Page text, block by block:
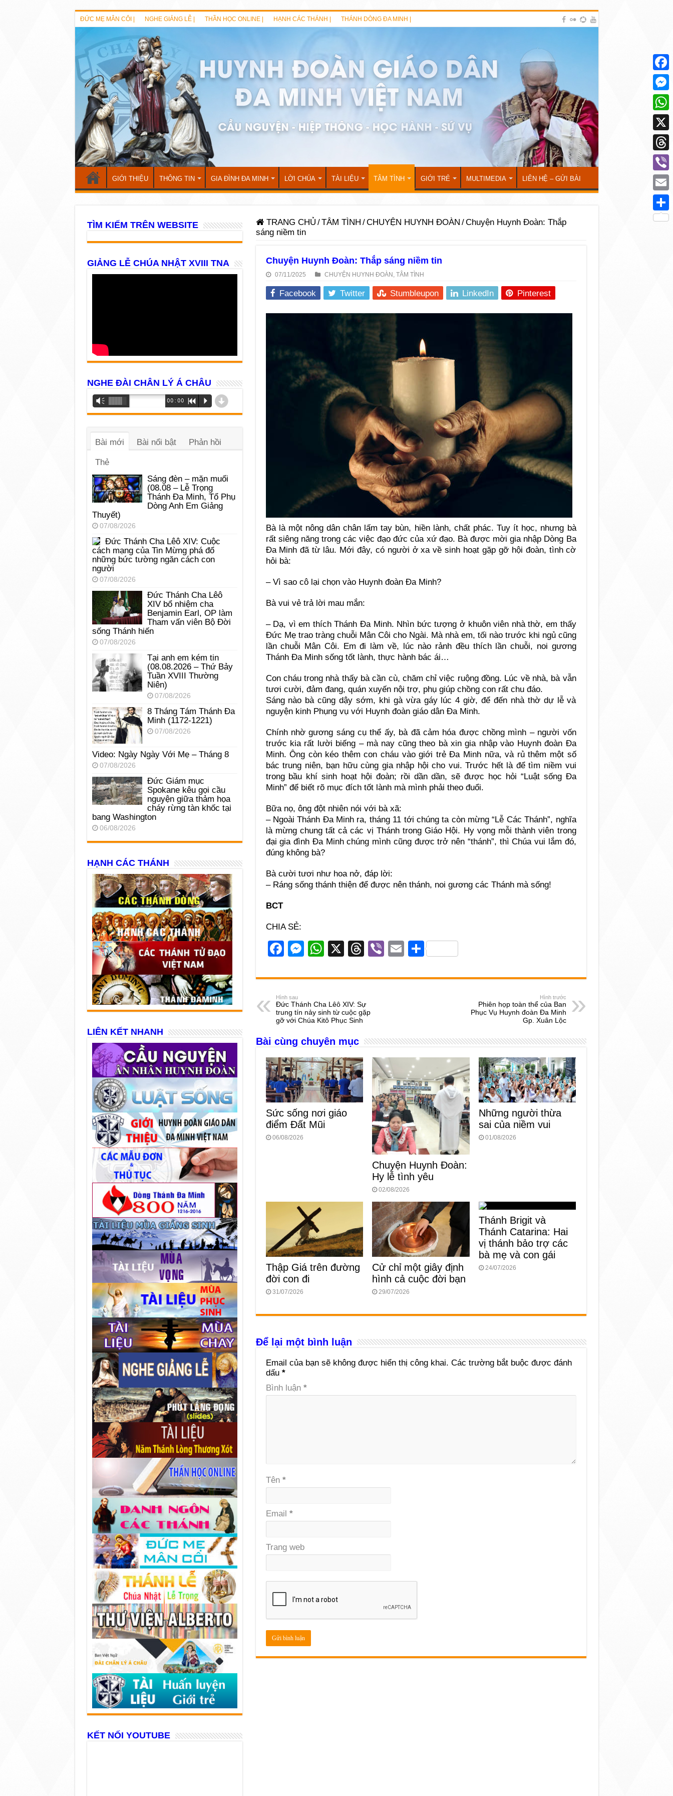
ĐỨC MẸ MÂN CÔI | NGHE GIẢNG LỄ | THẦN HỌC ONLINE | HẠNH CÁC THÁNH | THÁNH DÒNG ĐA MINH |
GIỚI THIỆU THÔNG TIN GIA ĐÌNH ĐA MINH LỜI CHÚA TÀI LIỆU TÂM TÌNH GIỚI TRẺ MULTIMEDIA LIÊN HỆ – GỬI BÀI
TRANG CHỦ /TÂM TÌNH /CHUYỆN HUYNH ĐOÀN /Chuyện Huynh Đoàn: Thắp
sáng niềm tin
Chuyện Huynh Đoàn: Thắp sáng niềm tin
07/11/2025 CHUYỆN HUYNH ĐOÀN , TÂM TÌNH
Facebook Twitter Stumbleupon LinkedIn Pinterest
Bà là một nông dân chân lấm tay bùn, hiền lành, chất phác. Tuy ít học, nhưng bà
rất siêng năng trong các việc đạo đức của xứ đạo. Bà được mời gia nhập Dòng Ba
Đa Minh đã từ lâu. Mới đây, có người ở xa về sinh hoạt gặp gỡ hội đoàn, tình cờ
hỏi bà:
– Vì sao cô lại chọn vào Huynh đoàn Đa Minh?
Bà vui vẻ trả lời mau mắn:
– Dạ, vì em thích Thánh Đa Minh. Nhìn bức tượng ở khuôn viên nhà thờ, em thấy
Đức Mẹ trao tràng chuỗi Mân Côi cho Ngài. Mà nhà em, tối nào trước khi ngủ cũng
lần chuỗi Mân Côi. Em đi làm về, lúc nào rảnh đều thích lần chuỗi, noi gương
Thánh Đa Minh sống tốt lành, thực hành bác ái…
Con cháu trong nhà thấy bà cần cù, chăm chỉ việc ruộng đồng. Lúc về nhà, bà vẫn
tươi cười, đảm đang, quán xuyến nội trợ, phụ giúp chồng con rất chu đáo.
Sáng nào bà cũng dậy sớm, khi gà vừa gáy lúc 4 giờ, để đến nhà thờ dự lễ và
nguyện kinh Phụng vụ với Huynh đoàn giáo dân Đa Minh.
Chính nhờ gương sáng cụ thể ấy, bà đã cảm hóa được chồng mình – người vốn
trước kia rất lười biếng – mà nay cũng theo bà xin gia nhập vào Huynh đoàn Đa
Minh. Ông còn kéo thêm con cháu vào giới trẻ Đa Minh nữa, và rủ thêm một số
bác trung niên, bạn hữu cùng gia nhập hội cho vui. Trước hết là để tìm niềm vui
trong bầu khí sinh hoạt hội đoàn; rồi dần dần, sẽ được học hỏi “Luật sống Đa
Minh” để biết rõ mục đích tốt lành mà mình phải theo đuổi.
Bữa nọ, ông đột nhiên nói với bà xã:
– Ngoài Thánh Đa Minh ra, tháng 11 tới chúng ta còn mừng “Lễ Các Thánh”, nghĩa
là mừng chung tất cả các vị Thánh trong Giáo Hội. Hy vọng mỗi thành viên trong
đại gia đình Đa Minh chúng mình cũng được trở nên “thánh”, thì Chúa vui lắm đó,
đúng không bà?
Bà cười tươi như hoa nở, đáp lời:
– Ráng sống thánh thiện để được nên thánh, noi gương các Thánh mà sống!
BCT
CHIA SẺ:
F
c
e
b
o
o
k
M
ss
n
g
er
W
at
A
p
p
X
T
e
d
Vi
er
E
ail
S
ar
Hình sau
Đức Thánh Cha Lêô XIV: Sự
trung tín nảy sinh từ cuộc gặp
gỡ với Chúa Kitô Phục Sinh
Hình trước
Phiên họp toàn thể của Ban
Phục Vụ Huynh đoàn Đa Minh
Gp. Xuân Lộc
Bài cùng chuyên mục
Sức sống nơi giáo
điểm Đất Mũi
06/08/2026
Chuyện Huynh Đoàn:
Hy lễ tình yêu
02/08/2026
Những người thừa
sai của niềm vui
01/08/2026
Thập Giá trên đường
đời con đi
31/07/2026
Cử chỉ một giây định
hình cả cuộc đời bạn
29/07/2026
Thánh Brigit và
Thánh Catarina: Hai
vị thánh bảo trợ các
bà mẹ và con gái
24/07/2026
Để lại một bình luận
Email của bạn sẽ không được hiển thị công khai. Các trường bắt buộc được đánh
dấu *
Bình luận *
Tên *
Email *
Trang web
TÌM KIẾM TRÊN WEBSITE
GIẢNG LỄ CHÚA NHẬT XVIII TNA
NGHE ĐÀI CHÂN LÝ Á CHÂU
Trình
phát
âm
Vm 00:00 R P d
Bài mới Bài nổi bật Phản hồi
Thẻ
Sáng đèn – mặn muối
(08.08 – Lễ Trọng
Thánh Đa Minh, Tổ Phụ
Dòng Anh Em Giảng
Thuyết)
07/08/2026
Đức Thánh Cha Lêô XIV: Cuộc
cách mạng của Tin Mừng phá đổ
những bức tường ngăn cách con
người
07/08/2026
Đức Thánh Cha Lêô
XIV bổ nhiệm cha
Benjamin Earl, OP làm
Tham vấn viên Bộ Đời
sống Thánh hiến
07/08/2026
Tại anh em kém tin
(08.08.2026 – Thứ Bảy
Tuần XVIII Thường
Niên)
07/08/2026
8 Tháng Tám Thánh Ða
Minh (1172-1221)
07/08/2026
Video: Ngày Ngày Với Mẹ – Tháng 8
07/08/2026
Đức Giám mục
Spokane kêu gọi cầu
nguyện giữa thảm họa
cháy rừng tàn khốc tại
bang Washington
06/08/2026
HẠNH CÁC THÁNH
LIÊN KẾT NHANH
KẾT NỐI YOUTUBE
X
Viber